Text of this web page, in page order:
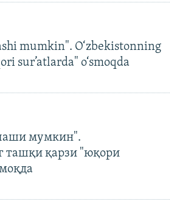
mumkin". O‘zbekistonning
sur’atlarda" o‘smoqda
мумкин".
ташқи қарзи "юқори